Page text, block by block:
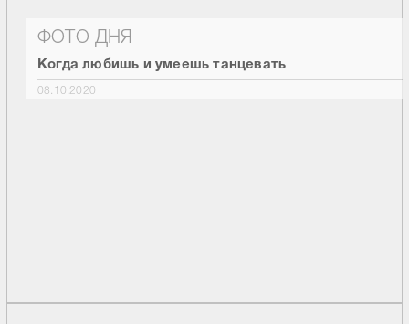
ФОТО ДНЯ
Когда любишь и умеешь танцевать
08.10.2020